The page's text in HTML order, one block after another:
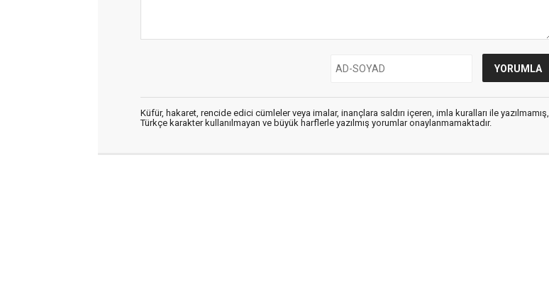
Küfür, hakaret, rencide edici cümleler veya imalar, inançlara saldırı içeren, imla kuralları ile yazılmamış,
Türkçe karakter kullanılmayan ve büyük harflerle yazılmış yorumlar onaylanmamaktadır.